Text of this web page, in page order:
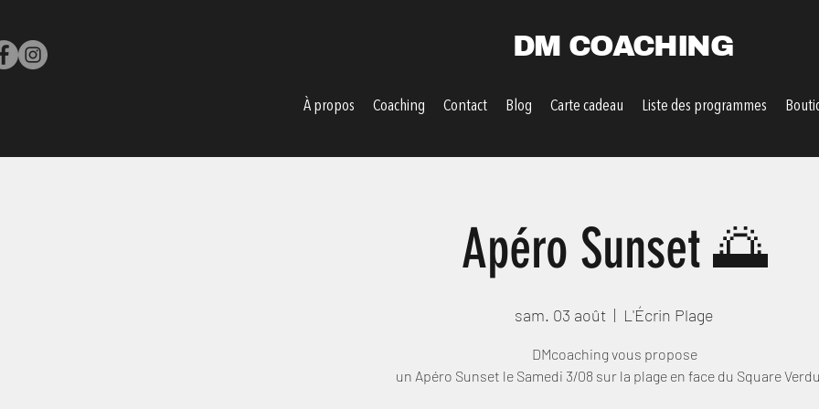
DM COACHING
À propos Coaching Contact Blog Carte cadeau Liste des programmes
Apéro Sunset 🌅
sam. 03 août
  |
L'Écrin Plage
DMcoaching vous propose
un Apéro Sunset le Samedi 3/08 sur la plage en face du Square